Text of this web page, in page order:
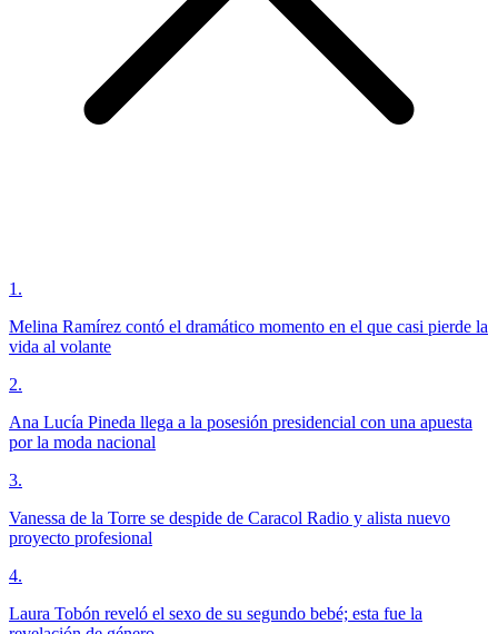
1.
Melina Ramírez contó el dramático momento en el que casi pierde la
vida al volante
2.
Ana Lucía Pineda llega a la posesión presidencial con una apuesta
por la moda nacional
3.
Vanessa de la Torre se despide de Caracol Radio y alista nuevo
proyecto profesional
4.
Laura Tobón reveló el sexo de su segundo bebé; esta fue la